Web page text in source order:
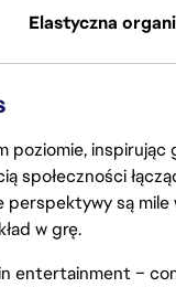
Elastyczna
inspirując
społeczności
są mile
w grę.
entertainment –